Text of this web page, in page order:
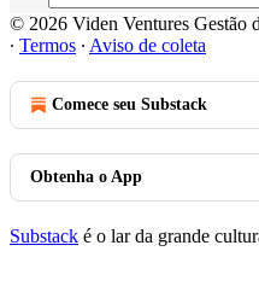
© 2026 Viden Ventures Gestão
∙ Termos ∙ Aviso de coleta
Comece seu Substack
Obtenha o App
Substack é o lar da grande